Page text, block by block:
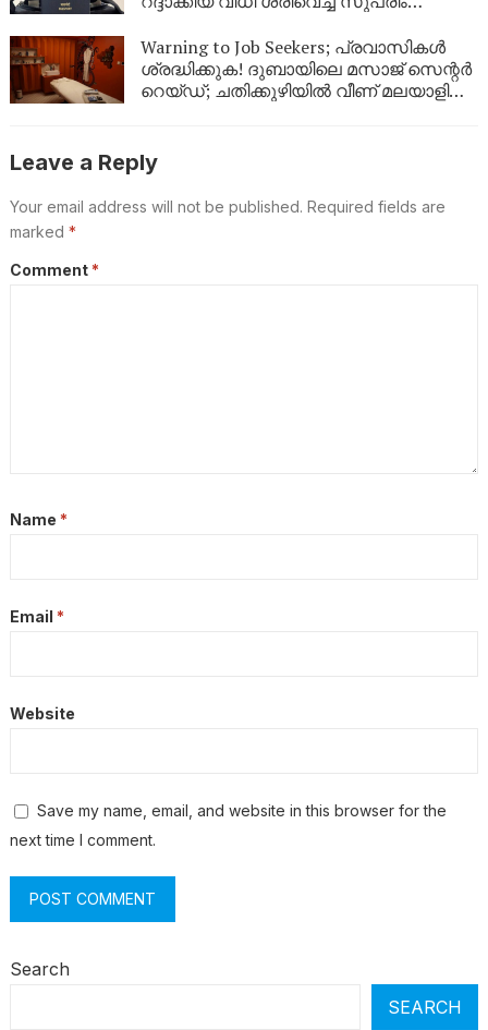
മുടങ്ങില്ല
Warning to Job Seekers; പ്രവാസികൾ
ശ്രദ്ധിക്കുക! ദുബായിലെ മസാജ് സെന്റർ
റെയ്ഡ്; ചതിക്കുഴിയിൽ വീണ് മലയാളി
Leave a Reply
Your email address will not be published. Required fields are
marked *
Comment *
Name *
Email *
Website
Save my name, email, and website in this browser for the
next time I comment.
Search
SEARCH